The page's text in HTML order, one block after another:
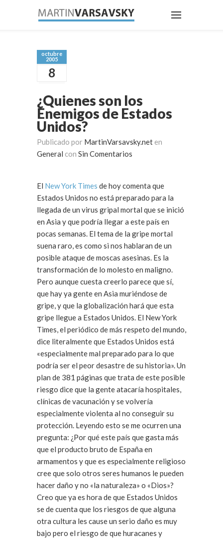
octubre
2005
8
¿Quienes son los
Enemigos de Estados
Unidos?
Publicado por MartinVarsavsky.net en
General con Sin Comentarios
El New York Times de hoy comenta que
Estados Unidos no está preparado para la
llegada de un virus gripal mortal que se inició
en Asia y que podría llegar a este país en
pocas semanas. El tema de la gripe mortal
suena raro, es como si nos hablaran de un
posible ataque de moscas asesinas. Es la
transformación de lo molesto en maligno.
Pero aunque cuesta creerlo parece que sí,
que hay ya gente en Asia muriéndose de
gripe, y que la globalización hará que esta
gripe llegue a Estados Unidos. El New York
Times, el periódico de más respeto del mundo,
dice literalmente que Estados Unidos está
«especialmente mal preparado para lo que
podría ser el peor desastre de su historia». Un
plan de 381 páginas que trata de este posible
riesgo dice que la gente atacaría hospitales,
clínicas de vacunación y se volvería
especialmente violenta al no conseguir su
protección. Leyendo esto se me ocurren una
pregunta: ¿Por qué este país que gasta más
que el producto bruto de España en
armamentos y que es especialmente religioso
cree que solo otros seres humanos le pueden
hacer daño y no «la naturaleza» o «Dios»?
Creo que ya es hora de que Estados Unidos
se de cuenta que los riesgos de que alguna
otra cultura les cause un serio daño es muy
bajo pero el riesgo de que huracanes y